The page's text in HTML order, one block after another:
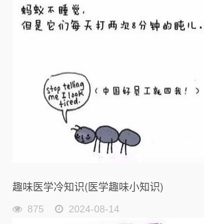
趣味医学冷知识(医学趣味小知识)
875 2024-08-14